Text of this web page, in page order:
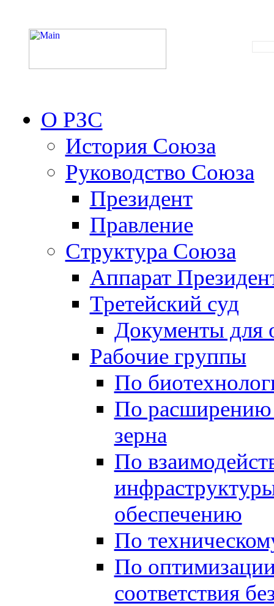
О РЗС
История Союза
Руководство Союза
Президент
Правление
Структура Союза
Аппарат
Третейский суд
Документы для
Рабочие группы
По
По расширению
зерна
По
обеспечению
По
По
соответствия